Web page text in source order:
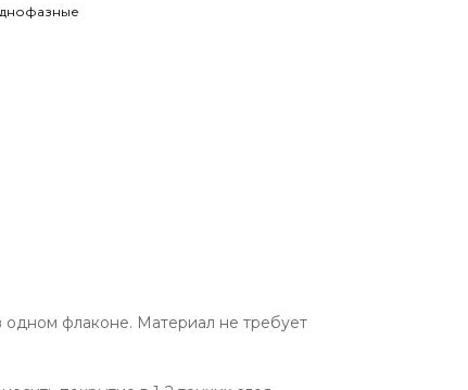
одном флаконе. Материал не требует